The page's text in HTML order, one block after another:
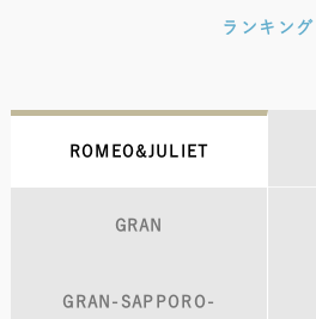
ランキング
ROMEO&JULIET
GRAN
GRAN-SAPPORO-